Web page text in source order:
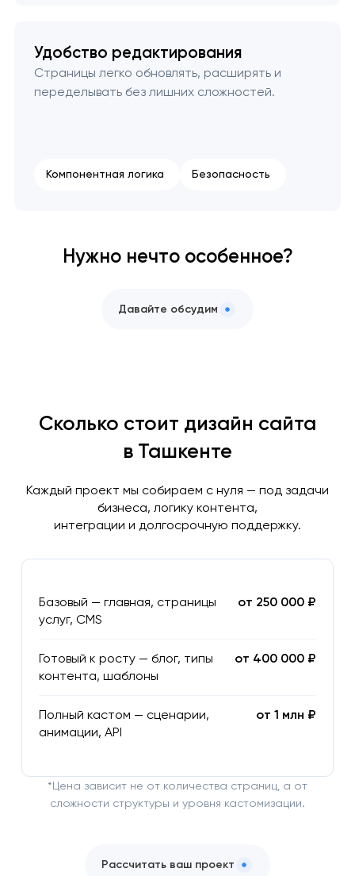
Удобство редактирования
Страницы легко обновлять, расширять и
переделывать без лишних сложностей.
Компонентная логика Безопасность
Нужно нечто особенное?
Давайте обсудим
Сколько стоит дизайн сайта
в Ташкенте
Каждый проект мы собираем с нуля — под задачи
бизнеса, логику контента,
интеграции и долгосрочную поддержку.
Базовый — главная, страницы
услуг, CMS
от 250 000 ₽
Готовый к росту — блог, типы
контента, шаблоны
от 400 000 ₽
Полный кастом — сценарии,
анимации, API
от 1 млн ₽
*Цена зависит не от количества страниц, а от
сложности структуры и уровня кастомизации.
Рассчитать ваш проект